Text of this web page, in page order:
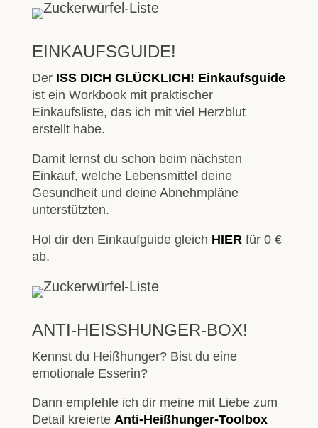
EINKAUFSGUIDE!
Der ISS DICH GLÜCKLICH! Einkaufsguide
ist ein Workbook mit praktischer
Einkaufsliste, das ich mit viel Herzblut
erstellt habe.
Damit lernst du schon beim nächsten
Einkauf, welche Lebensmittel deine
Gesundheit und deine Abnehmpläne
unterstützten.
Hol dir den Einkaufguide gleich HIER für 0 €
ab.
ANTI-HEISSHUNGER-BOX!
Kennst du Heißhunger? Bist du eine
emotionale Esserin?
Dann empfehle ich dir meine mit Liebe zum
Detail kreierte Anti-Heißhunger-Toolbox